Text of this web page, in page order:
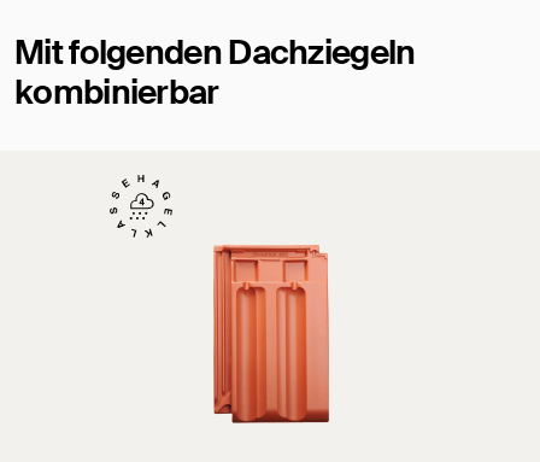
Mit folgenden Dachziegeln
kombinierbar